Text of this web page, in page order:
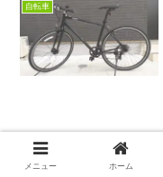
自転車
自転車
メニュー ホーム